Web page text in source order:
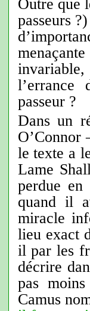
Outre que
passeurs
l’errance
passeur ?
Dans un
O’Connor
le texte a
Lame
perdue
quand il
miracle
lieu exact
il par les
décrire
pas
Camus